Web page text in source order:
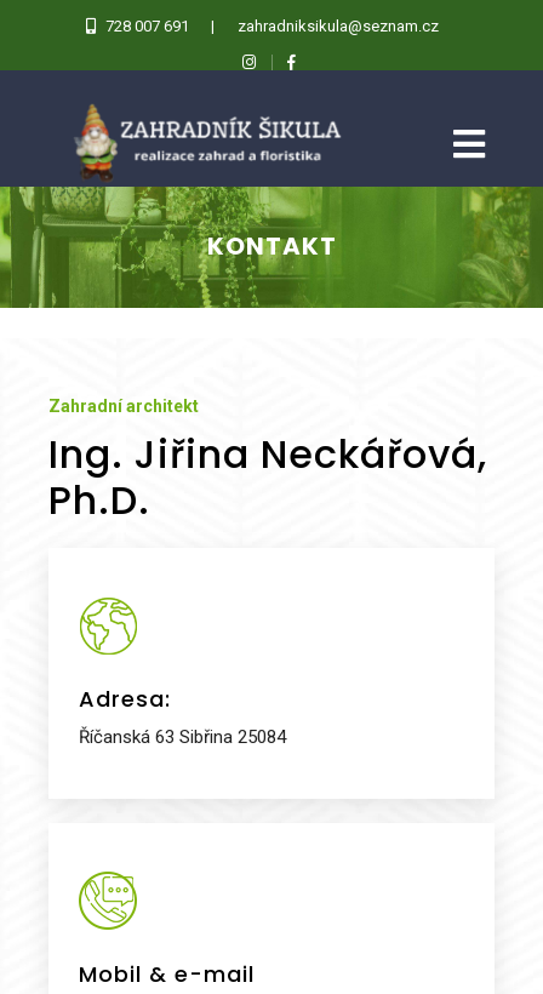
728 007 691 | zahradniksikula@seznam.cz
KONTAKT
Zahradní architekt
Ing. Jiřina Neckářová,
Ph.D.
Adresa:
Říčanská 63 Sibřina 25084
Mobil & e-mail